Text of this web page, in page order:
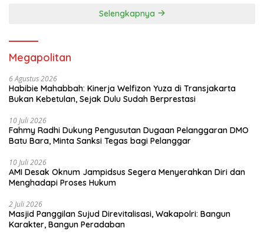
Selengkapnya
Megapolitan
6 Agustus 2026
Habibie Mahabbah: Kinerja Welfizon Yuza di Transjakarta
Bukan Kebetulan, Sejak Dulu Sudah Berprestasi
10 Juli 2026
Fahmy Radhi Dukung Pengusutan Dugaan Pelanggaran DMO
Batu Bara, Minta Sanksi Tegas bagi Pelanggar
10 Juli 2026
AMI Desak Oknum Jampidsus Segera Menyerahkan Diri dan
Menghadapi Proses Hukum
2 Juli 2026
Masjid Panggilan Sujud Direvitalisasi, Wakapolri: Bangun
Karakter, Bangun Peradaban